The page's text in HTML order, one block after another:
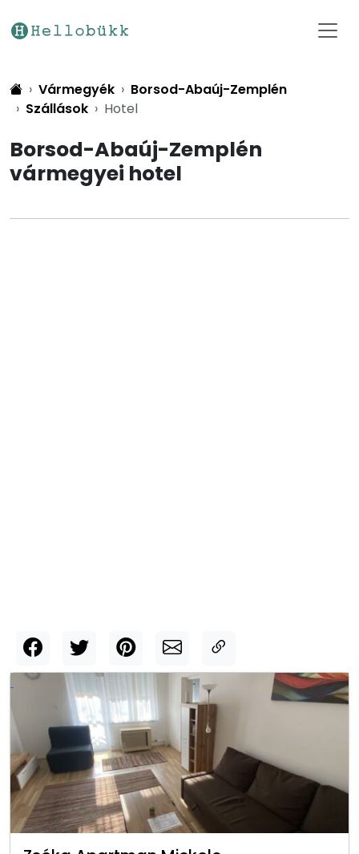
Vármegyék
Borsod-Abaúj-Zemplén
Szállások
Hotel
Borsod-Abaúj-Zemplén
vármegyei hotel